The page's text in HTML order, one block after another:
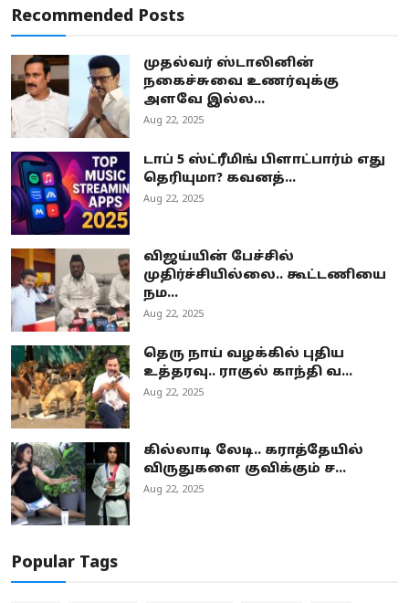
Recommended Posts
முதல்வர் ஸ்டாலினின்
நகைச்சுவை உணர்வுக்கு
அளவே இல்ல...
Aug 22, 2025
டாப் 5 ஸ்ட்ரீமிங் பிளாட்பார்ம் எது
தெரியுமா? கவனத்...
Aug 22, 2025
விஜய்யின் பேச்சில்
முதிர்ச்சியில்லை.. கூட்டணியை
நம...
Aug 22, 2025
தெரு நாய் வழக்கில் புதிய
உத்தரவு.. ராகுல் காந்தி வ...
Aug 22, 2025
கில்லாடி லேடி.. கராத்தேயில்
விருதுகளை குவிக்கும் ச...
Aug 22, 2025
Popular Tags